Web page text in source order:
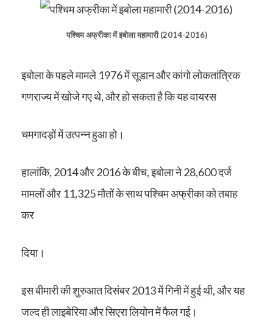
पश्चिम अफ्रीका में इबोला महामारी (2014-2016)
इबोलाके पहले मामले 1976 में सूडान और कांगो लोकतांत्रिक
गणराज्य में खोजे गए थे, और हो सकता है कि यह वायरस
चमगादड़ों में उत्पन्न हुआ हो।
हालांकि, 2014 और 2016 के बीच, इबोला ने 28,600 दर्ज
मामलों और 11,325 मौतों के साथ पश्चिम अफ्रीका को तबाह
कर
दिया।
इस बीमारी की शुरुआत दिसंबर 2013 में गिनी में हुई थी, और यह
जल्द ही लाइबेरिया और सिएरा लियोन में फैल गई।